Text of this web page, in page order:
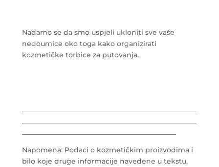
Nadamo se da smo uspjeli ukloniti sve vaše
nedoumice oko toga kako organizirati
kozmetičke torbice za putovanja.
Napomena: Podaci o kozmetičkim proizvodima i
bilo koje druge informacije navedene u tekstu,